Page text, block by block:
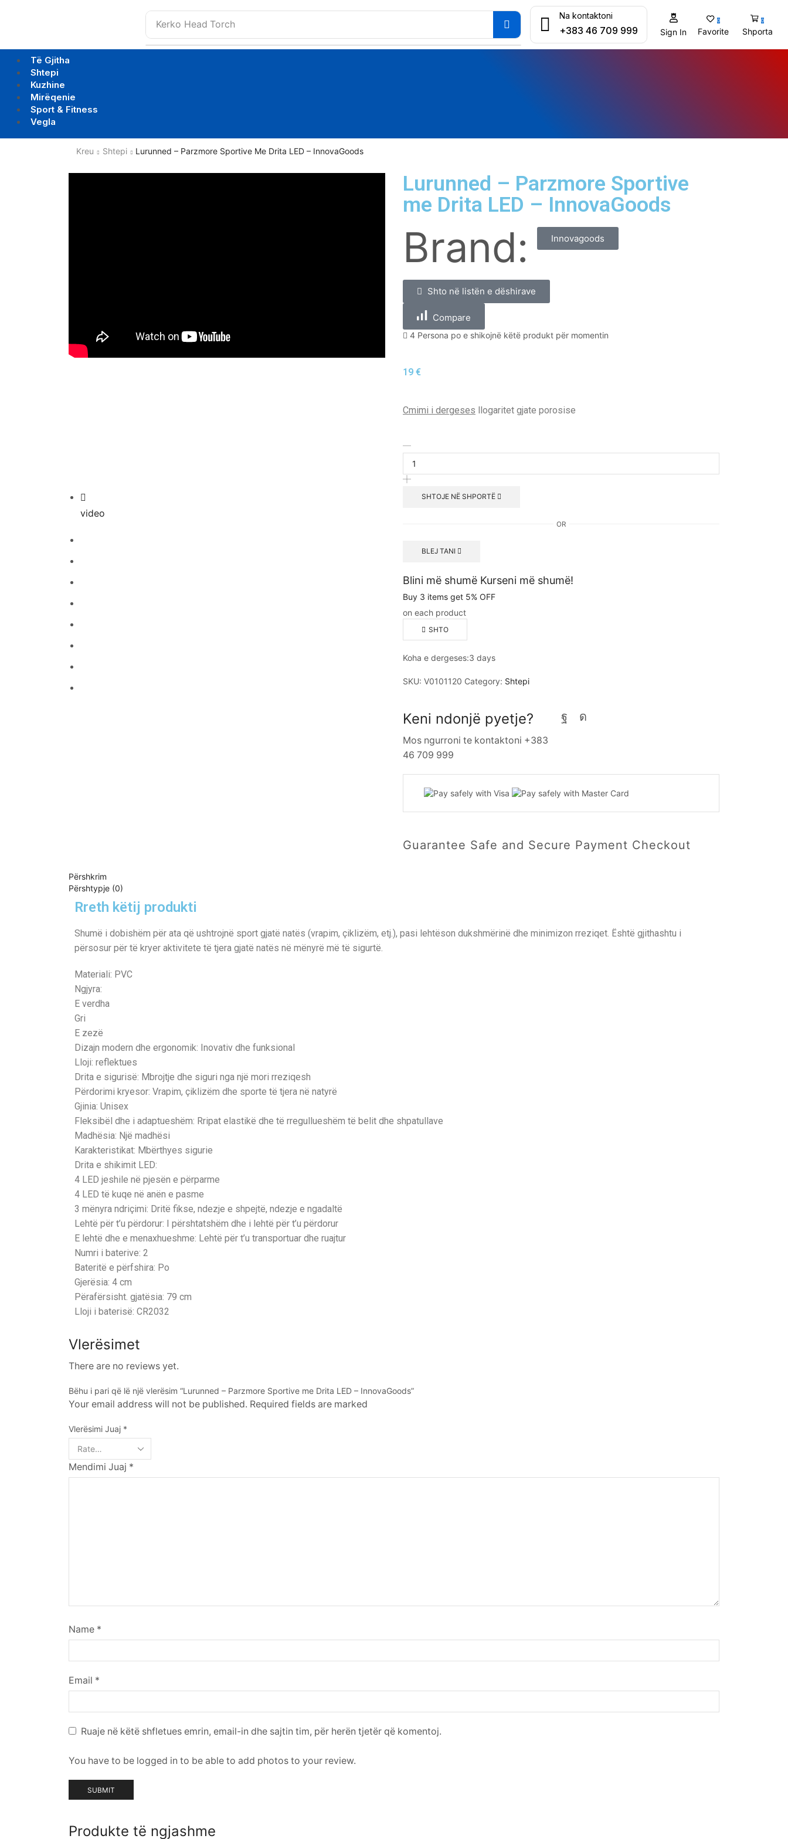
Kerko Head Torch
Na kontaktoni
+383 46 709 999 Sign In
0
Favorite
0
Shporta
Të Gjitha
Shtepi
Kuzhine
Mirëqenie
Sport & Fitness
Vegla
Kreu Shtepi Lurunned – Parzmore Sportive Me Drita LED – InnovaGoods
video
Lurunned – Parzmore Sportive
me Drita LED – InnovaGoods
Brand: Innovagoods
Shto në listën e dëshirave
Compare
4 Persona po e shikojnë këtë produkt për momentin
19 €
Cmimi i dergeses llogaritet gjate porosise
SHTOJE NË SHPORTË
OR
BLEJ TANI
Blini më shumë Kurseni më shumë!
Buy 3 items get 5% OFF
on each product
SHTO
Koha e dergeses:3 days
SKU: V0101120 Category: Shtepi
Keni ndonjë pyetje?
Mos ngurroni te kontaktoni +383
46 709 999
Guarantee Safe and Secure Payment Checkout
Përshkrim
Përshtypje (0)
Rreth këtij produkti
Shumë i dobishëm për ata që ushtrojnë sport gjatë natës (vrapim, çiklizëm, etj.), pasi lehtëson dukshmërinë dhe minimizon rreziqet. Është gjithashtu i
përsosur për të kryer aktivitete të tjera gjatë natës në mënyrë më të sigurtë.
Materiali: PVC
Ngjyra:
E verdha
Gri
E zezë
Dizajn modern dhe ergonomik: Inovativ dhe funksional
Lloji: reflektues
Drita e sigurisë: Mbrojtje dhe siguri nga një mori rreziqesh
Përdorimi kryesor: Vrapim, çiklizëm dhe sporte të tjera në natyrë
Gjinia: Unisex
Fleksibël dhe i adaptueshëm: Rripat elastikë dhe të rregullueshëm të belit dhe shpatullave
Madhësia: Një madhësi
Karakteristikat: Mbërthyes sigurie
Drita e shikimit LED:
4 LED jeshile në pjesën e përparme
4 LED të kuqe në anën e pasme
3 mënyra ndriçimi: Dritë fikse, ndezje e shpejtë, ndezje e ngadaltë
Lehtë për t’u përdorur: I përshtatshëm dhe i lehtë për t’u përdorur
E lehtë dhe e menaxhueshme: Lehtë për t’u transportuar dhe ruajtur
Numri i baterive: 2
Bateritë e përfshira: Po
Gjerësia: 4 cm
Përafërsisht. gjatësia: 79 cm
Lloji i baterisë: CR2032
Vlerësimet
There are no reviews yet.
Bëhu i pari që lë një vlerësim “Lurunned – Parzmore Sportive me Drita LED – InnovaGoods”
Your email address will not be published. Required fields are marked
Vlerësimi Juaj *
Mendimi Juaj *
Name *
Email *
Ruaje në këtë shfletues emrin, email-in dhe sajtin tim, për herën tjetër që komentoj.
You have to be logged in to be able to add photos to your review.
Produkte të ngjashme